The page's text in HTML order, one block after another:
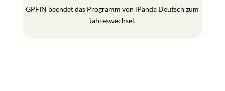
GPFIN beendet das Programm von iPanda Deutsch zum
Jahreswechsel.